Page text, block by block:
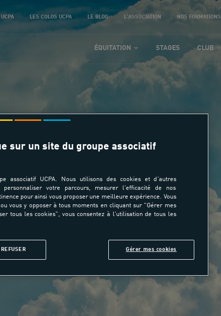
LES COLOS UCPA LE BLOG L'ASSOCIATION NOS FORMATIONS
ÉQUITATION STAGES CLUB
séances Shetland
sur un site du groupe associatif
associatif UCPA. Nous utilisons des cookies et d'autres
votre parcours, mesurer l'efficacité de nos
pour ainsi vous proposer une meilleure expérience. Vous
vous y opposer à tous moments en cliquant sur "Gérer mes
tous les cookies", vous consentez à l'utilisation de tous les
Gérer mes cookies
REFUSER